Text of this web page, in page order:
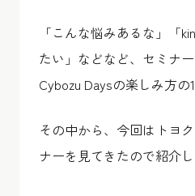
「こんな悩みあるな」「
たい」などなど、セミナ
Cybozu Daysの楽しみ方の1
その中から、今回はトヨ
ナーを見てきたので紹介し